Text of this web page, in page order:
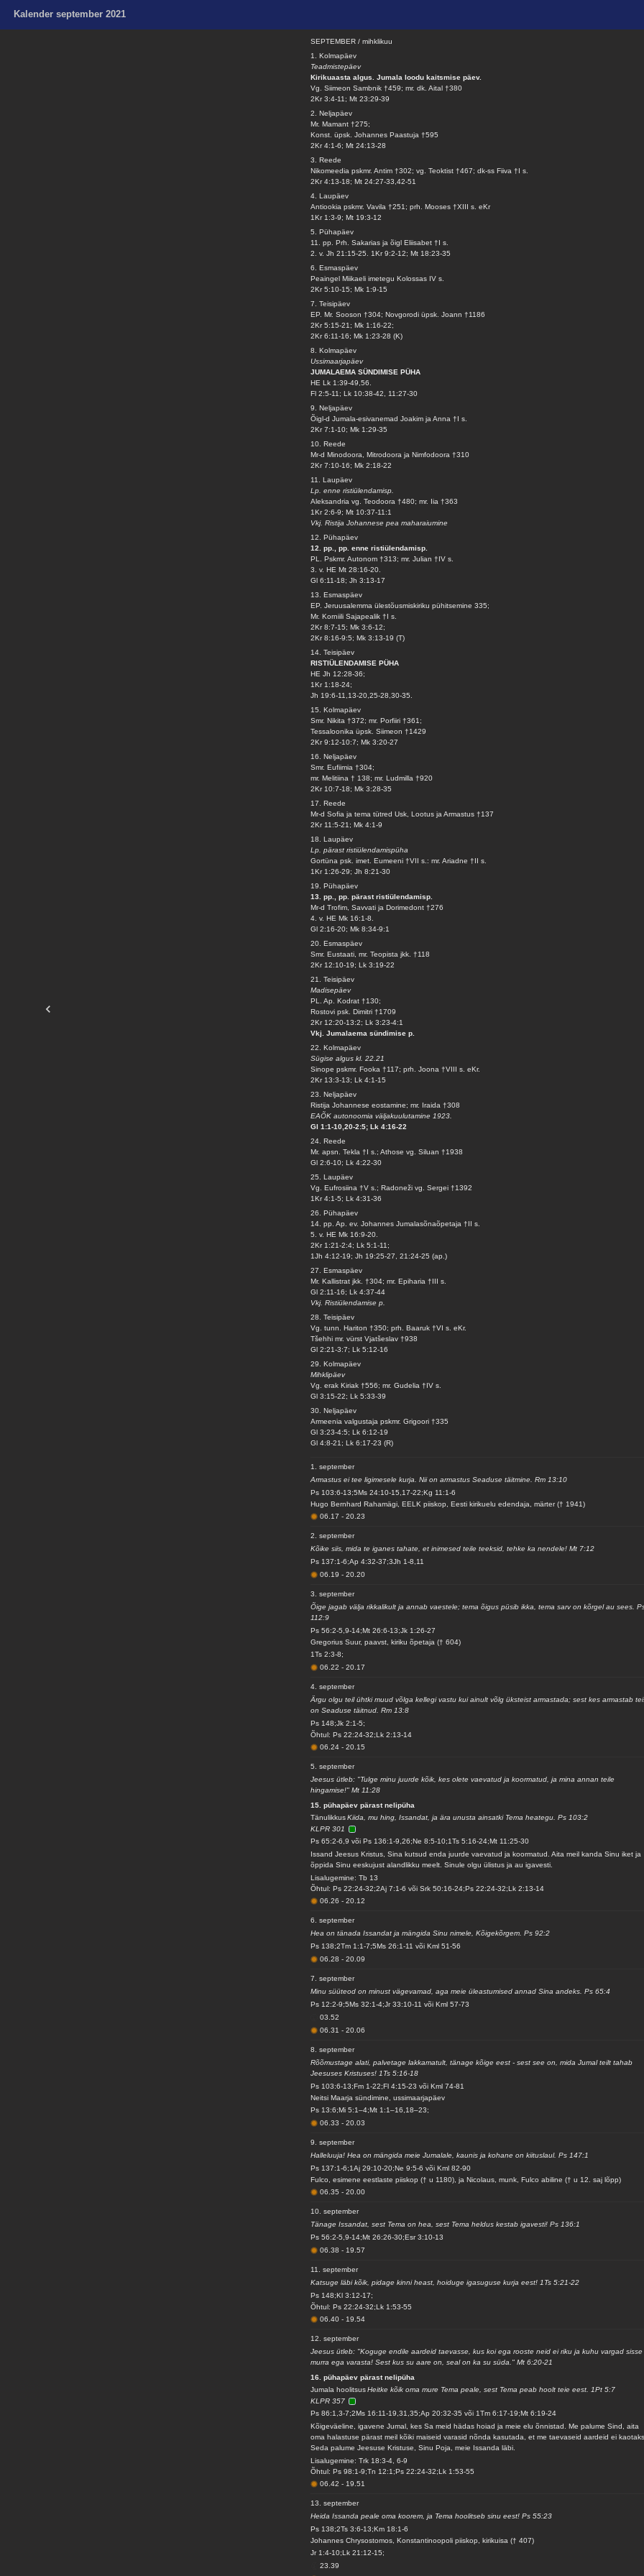
Kalender september 2021
SEPTEMBER / mihklikuu
1. Kolmapäev
Teadmistepäev
Kirikuaasta algus. Jumala loodu kaitsmise päev.
Vg. Siimeon Sambnik †459; mr. dk. Aital †380
2Kr 3:4-11; Mt 23:29-39
2. Neljapäev
Mr. Mamant †275;
Konst. üpsk. Johannes Paastuja †595
2Kr 4:1-6; Mt 24:13-28
3. Reede
Nikomeedia pskmr. Antim †302; vg. Teoktist †467; dk-ss Fiiva †I s.
2Kr 4:13-18; Mt 24:27-33,42-51
4. Laupäev
Antiookia pskmr. Vavila †251; prh. Mooses †XIII s. eKr
1Kr 1:3-9; Mt 19:3-12
5. Pühapäev
11. pp. Prh. Sakarias ja õigl Eliisabet †I s.
2. v. Jh 21:15-25. 1Kr 9:2-12; Mt 18:23-35
6. Esmaspäev
Peaingel Miikaeli imetegu Kolossas IV s.
2Kr 5:10-15; Mk 1:9-15
7. Teisipäev
EP. Mr. Sooson †304; Novgorodi üpsk. Joann †1186
2Kr 5:15-21; Mk 1:16-22;
2Kr 6:11-16; Mk 1:23-28 (K)
8. Kolmapäev
Ussimaarjapäev
JUMALAEMA SÜNDIMISE PÜHA
HE Lk 1:39-49,56.
Fl 2:5-11; Lk 10:38-42, 11:27-30
9. Neljapäev
Õigl-d Jumala-esivanemad Joakim ja Anna †I s.
2Kr 7:1-10; Mk 1:29-35
10. Reede
Mr-d Minodoora, Mitrodoora ja Nimfodoora †310
2Kr 7:10-16; Mk 2:18-22
11. Laupäev
Lp. enne ristiülendamisp.
Aleksandria vg. Teodoora †480; mr. Iia †363
1Kr 2:6-9; Mt 10:37-11:1
Vkj. Ristija Johannese pea maharaiumine
12. Pühapäev
12. pp., pp. enne ristiülendamisp.
PL. Pskmr. Autonom †313; mr. Julian †IV s.
3. v. HE Mt 28:16-20.
Gl 6:11-18; Jh 3:13-17
13. Esmaspäev
EP. Jeruusalemma ülestõusmiskiriku pühitsemine 335;
Mr. Korniili Sajapealik †I s.
2Kr 8:7-15; Mk 3:6-12;
2Kr 8:16-9:5; Mk 3:13-19 (T)
14. Teisipäev
RISTIÜLENDAMISE PÜHA
HE Jh 12:28-36;
1Kr 1:18-24;
Jh 19:6-11,13-20,25-28,30-35.
15. Kolmapäev
Smr. Nikita †372; mr. Porfiiri †361;
Tessaloonika üpsk. Siimeon †1429
2Kr 9:12-10:7; Mk 3:20-27
16. Neljapäev
Smr. Eufiimia †304;
mr. Melitiina † 138; mr. Ludmilla †920
2Kr 10:7-18; Mk 3:28-35
17. Reede
Mr-d Sofia ja tema tütred Usk, Lootus ja Armastus †137
2Kr 11:5-21; Mk 4:1-9
18. Laupäev
Lp. pärast ristiülendamispüha
Gortüna psk. imet. Eumeeni †VII s.: mr. Ariadne †II s.
1Kr 1:26-29; Jh 8:21-30
19. Pühapäev
13. pp., pp. pärast ristiülendamisp.
Mr-d Trofim, Savvati ja Dorimedont †276
4. v. HE Mk 16:1-8.
Gl 2:16-20; Mk 8:34-9:1
20. Esmaspäev
Smr. Eustaati, mr. Teopista jkk. †118
2Kr 12:10-19; Lk 3:19-22
21. Teisipäev
Madisepäev
PL. Ap. Kodrat †130;
Rostovi psk. Dimitri †1709
2Kr 12:20-13:2; Lk 3:23-4:1
Vkj. Jumalaema sündimise p.
22. Kolmapäev
Sügise algus kl. 22.21
Sinope pskmr. Fooka †117; prh. Joona †VIII s. eKr.
2Kr 13:3-13; Lk 4:1-15
23. Neljapäev
Ristija Johannese eostamine; mr. Iraida †308
EAÕK autonoomia väljakuulutamine 1923.
Gl 1:1-10,20-2:5; Lk 4:16-22
24. Reede
Mr. apsn. Tekla †I s.; Athose vg. Siluan †1938
Gl 2:6-10; Lk 4:22-30
25. Laupäev
Vg. Eufrosiina †V s.; Radoneži vg. Sergei †1392
1Kr 4:1-5; Lk 4:31-36
26. Pühapäev
14. pp. Ap. ev. Johannes Jumalasõnaõpetaja †II s.
5. v. HE Mk 16:9-20.
2Kr 1:21-2:4; Lk 5:1-11;
1Jh 4:12-19; Jh 19:25-27, 21:24-25 (ap.)
27. Esmaspäev
Mr. Kallistrat jkk. †304; mr. Epiharia †III s.
Gl 2:11-16; Lk 4:37-44
Vkj. Ristiülendamise p.
28. Teisipäev
Vg. tunn. Hariton †350; prh. Baaruk †VI s. eKr.
Tšehhi mr. vürst Vjatšeslav †938
Gl 2:21-3:7; Lk 5:12-16
29. Kolmapäev
Mihklipäev
Vg. erak Kiriak †556; mr. Gudelia †IV s.
Gl 3:15-22; Lk 5:33-39
30. Neljapäev
Armeenia valgustaja pskmr. Grigoori †335
Gl 3:23-4:5; Lk 6:12-19
Gl 4:8-21; Lk 6:17-23 (R)
1. september
Armastus ei tee ligimesele kurja. Nii on armastus Seaduse täitmine. Rm 13:10
Ps 103:6-13;5Ms 24:10-15,17-22;Kg 11:1-6
Hugo Bernhard Rahamägi, EELK piiskop, Eesti kirikuelu edendaja, märter († 1941)
06.17-20.23
2. september
Kõike siis, mida te iganes tahate, et inimesed teile teeksid, tehke ka nendele! Mt 7:12
Ps 137:1-6;Ap 4:32-37;3Jh 1-8,11
06.19-20.20
3. september
Õige jagab välja rikkalikult ja annab vaestele; tema õigus püsib ikka, tema sarv on kõrgel au sees.
112:9
Ps 56:2-5,9-14;Mt 26:6-13;Jk 1:26-27
Gregorius Suur, paavst, kiriku õpetaja († 604)
1Ts 2:3-8;
06.22-20.17
4. september
Ärgu olgu teil ühtki muud võlga kellegi vastu kui ainult võlg üksteist armastada; sest kes armastab
on Seaduse täitnud. Rm 13:8
Ps 148;Jk 2:1-5;
Õhtul: Ps 22:24-32;Lk 2:13-14
06.24-20.15
5. september
Jeesus ütleb: "Tulge minu juurde kõik, kes olete vaevatud ja koormatud, ja mina annan teile
hingamise!" Mt 11:28
15. pühapäev pärast nelipüha
TänulikkusKiida, mu hing, Issandat, ja ära unusta ainsatki Tema heategu. Ps 103:2
KLPR 301
Ps 65:2-6,9 või Ps 136:1-9,26;Ne 8:5-10;1Ts 5:16-24;Mt 11:25-30
Issand Jeesus Kristus, Sina kutsud enda juurde vaevatud ja koormatud. Aita meil kanda Sinu iket ja
õppida Sinu eeskujust alandlikku meelt. Sinule olgu ülistus ja au igavesti.
Lisalugemine: Tb 13
Õhtul: Ps 22:24-32;2Aj 7:1-6 või Srk 50:16-24;Ps 22:24-32;Lk 2:13-14
06.26-20.12
6. september
Hea on tänada Issandat ja mängida Sinu nimele, Kõigekõrgem. Ps 92:2
Ps 138;2Tm 1:1-7;5Ms 26:1-11 või Kml 51-56
06.28-20.09
7. september
Minu süüteod on minust vägevamad, aga meie üleastumised annad Sina andeks. Ps 65:4
Ps 12:2-9;5Ms 32:1-4;Jr 33:10-11 või Kml 57-73
03.52
06.31-20.06
8. september
Rõõmustage alati, palvetage lakkamatult, tänage kõige eest - sest see on, mida Jumal teilt tahab
Jeesuses Kristuses! 1Ts 5:16-18
Ps 103:6-13;Fm 1-22;Fl 4:15-23 või Kml 74-81
Neitsi Maarja sündimine, ussimaarjapäev
Ps 13:6;Mi 5:1–4;Mt 1:1–16,18–23;
06.33-20.03
9. september
Halleluuja! Hea on mängida meie Jumalale, kaunis ja kohane on kiituslaul. Ps 147:1
Ps 137:1-6;1Aj 29:10-20;Ne 9:5-6 või Kml 82-90
Fulco, esimene eestlaste piiskop († u 1180), ja Nicolaus, munk, Fulco abiline († u 12. saj lõpp)
06.35-20.00
10. september
Tänage Issandat, sest Tema on hea, sest Tema heldus kestab igavesti! Ps 136:1
Ps 56:2-5,9-14;Mt 26:26-30;Esr 3:10-13
06.38- 19.57
11. september
Katsuge läbi kõik, pidage kinni heast, hoiduge igasuguse kurja eest! 1Ts 5:21-22
Ps 148;Kl 3:12-17;
Õhtul: Ps 22:24-32;Lk 1:53-55
06.40- 19.54
12. september
Jeesus ütleb: "Koguge endile aardeid taevasse, kus koi ega rooste neid ei riku ja kuhu vargad sisse
murra ega varasta! Sest kus su aare on, seal on ka su süda." Mt 6:20-21
16. pühapäev pärast nelipüha
Jumala hoolitsusHeitke kõik oma mure Tema peale, sest Tema peab hoolt teie eest. 1Pt 5:7
KLPR 357
Ps 86:1,3-7;2Ms 16:11-19,31,35;Ap 20:32-35 või 1Tm 6:17-19;Mt 6:19-24
Kõigeväeline, igavene Jumal, kes Sa meid hädas hoiad ja meie elu õnnistad. Me palume Sind, aita
oma halastuse pärast meil kõiki maiseid varasid nõnda kasutada, et me taevaseid aardeid ei
Seda palume Jeesuse Kristuse, Sinu Poja, meie Issanda läbi.
Lisalugemine: Trk 18:3-4, 6-9
Õhtul: Ps 98:1-9;Tn 12:1;Ps 22:24-32;Lk 1:53-55
06.42- 19.51
13. september
Heida Issanda peale oma koorem, ja Tema hoolitseb sinu eest! Ps 55:23
Ps 138;2Ts 3:6-13;Km 18:1-6
Johannes Chrysostomos, Konstantinoopoli piiskop, kirikuisa († 407)
Jr 1:4-10;Lk 21:12-15;
23.39